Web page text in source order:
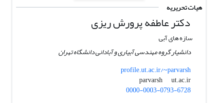
هیات تحریریه
دکتر عاطفه پرورش ریزی
سازه های آبی
دانشیار گروه مهندسی آبیاری و آبادانی دانشگاه تهران
profile.ut.ac.ir/~parvarsh
parvarsh
ut.ac.ir
0000-0003-0793-6728